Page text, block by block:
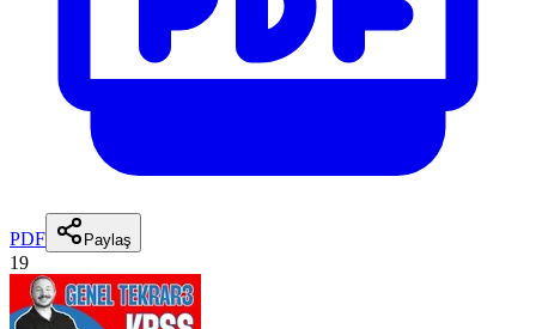
PDF Paylaş
19